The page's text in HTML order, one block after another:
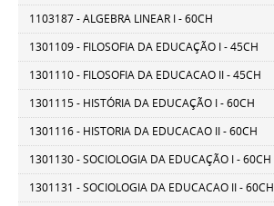
1103187 - ALGEBRA LINEAR I - 60CH
1301109 - FILOSOFIA DA EDUCAÇÃO I - 45CH
1301110 - FILOSOFIA DA EDUCACAO II - 45CH
1301115 - HISTÓRIA DA EDUCAÇÃO I - 60CH
1301116 - HISTORIA DA EDUCACAO II - 60CH
1301130 - SOCIOLOGIA DA EDUCAÇÃO I - 60CH
1301131 - SOCIOLOGIA DA EDUCACAO II - 60CH